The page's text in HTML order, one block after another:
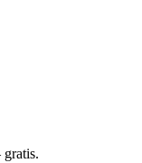
gratis.